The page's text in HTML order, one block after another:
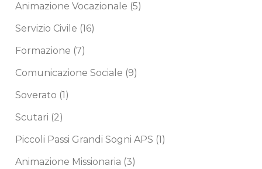
Animazione Vocazionale (5)
Servizio Civile (16)
Formazione (7)
Comunicazione Sociale (9)
Soverato (1)
Scutari (2)
Piccoli Passi Grandi Sogni APS (1)
Animazione Missionaria (3)